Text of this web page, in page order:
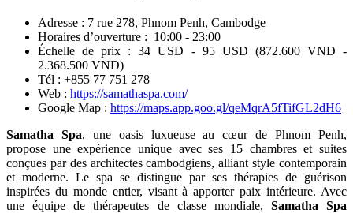
Adresse : 7 rue 278, Phnom Penh, Cambodge
Horaires d’ouverture : 10:00 - 23:00
Échelle de prix : 34 USD - 95 USD (872.600 VND -
2.368.500 VND)
Tél : +855 77 751 278
Web : https://samathaspa.com/
Google Map : https://maps.app.goo.gl/qeMqrA5fTifGL2dH6
Samatha Spa, une oasis luxueuse au cœur de Phnom Penh,
propose une expérience unique avec ses 15 chambres et suites
conçues par des architectes cambodgiens, alliant style contemporain
et moderne. Le spa se distingue par ses thérapies de guérison
inspirées du monde entier, visant à apporter paix intérieure. Avec
une équipe de thérapeutes de classe mondiale, Samatha Spa